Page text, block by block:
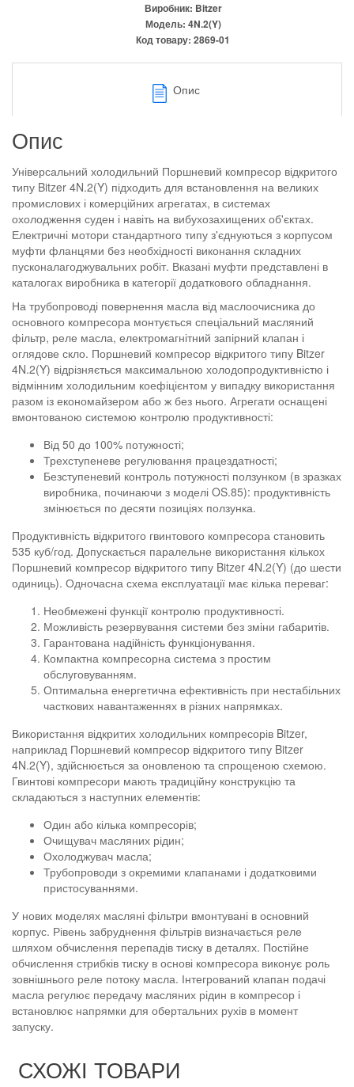
Виробник: Bitzer
Модель: 4N.2(Y)
Код товару: 2869-01
Опис
Опис
Універсальний холодильний Поршневий компресор відкритого
типу Bitzer 4N.2(Y) підходить для встановлення на великих
промислових і комерційних агрегатах, в системах
охолодження суден і навіть на вибухозахищених об'єктах.
Електричні мотори стандартного типу з'єднуються з корпусом
муфти фланцями без необхідності виконання складних
пусконалагоджувальних робіт. Вказані муфти представлені в
каталогах виробника в категорії додаткового обладнання.
На трубопроводі повернення масла від маслоочисника до
основного компресора монтується спеціальний масляний
фільтр, реле масла, електромагнітний запірний клапан і
оглядове скло. Поршневий компресор відкритого типу Bitzer
4N.2(Y) відрізняється максимальною холодопродуктивністю і
відмінним холодильним коефіцієнтом у випадку використання
разом із економайзером або ж без нього. Агрегати оснащені
вмонтованою системою контролю продуктивності:
Від 50 до 100% потужності;
Трехступеневе регулювання працездатності;
Безступеневий контроль потужності ползунком (в зразках
виробника, починаючи з моделі OS.85): продуктивність
змінюється по десяти позиціях ползунка.
Продуктивність відкритого гвинтового компресора становить
535 куб/год. Допускається паралельне використання кількох
Поршневий компресор відкритого типу Bitzer 4N.2(Y) (до шести
одиниць). Одночасна схема експлуатації має кілька переваг:
Необмежені функції контролю продуктивності.
Можливість резервування системи без зміни габаритів.
Гарантована надійність функціонування.
Компактна компресорна система з простим
обслуговуванням.
Оптимальна енергетична ефективність при нестабільних
часткових навантаженнях в різних напрямках.
Використання відкритих холодильних компресорів Bitzer,
наприклад Поршневий компресор відкритого типу Bitzer
4N.2(Y), здійснюється за оновленою та спрощеною схемою.
Гвинтові компресори мають традиційну конструкцію та
складаються з наступних елементів:
Один або кілька компресорів;
Очищувач масляних рідин;
Охолоджувач масла;
Трубопроводи з окремими клапанами і додатковими
пристосуваннями.
У нових моделях масляні фільтри вмонтувані в основний
корпус. Рівень забруднення фільтрів визначається реле
шляхом обчислення перепадів тиску в деталях. Постійне
обчислення стрибків тиску в основі компресора виконує роль
зовнішнього реле потоку масла. Інтегрований клапан подачі
масла регулює передачу масляних рідин в компресор і
встановлює напрямки для обертальних рухів в момент
запуску.
СХОЖІ ТОВАРИ